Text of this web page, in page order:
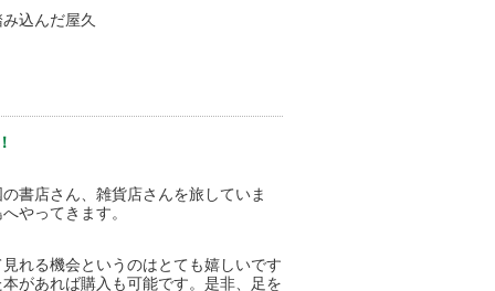
込んだ屋久
書店さん、雑貨店さんを旅していま
やってきます。
れる機会というのはとても嬉しいです
があれば購入も可能です。是非、足を